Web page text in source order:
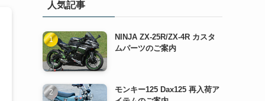
人気記事
NINJA ZX-25R/ZX-4R カスタ
ムパーツのご案内
モンキー125 Dax125 再入荷ア